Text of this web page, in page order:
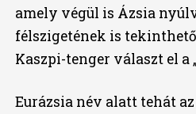
amely végül is Ázsia
félszigetének is
Kaszpi-tenger választ el a
Eurázsia név alatt tehát